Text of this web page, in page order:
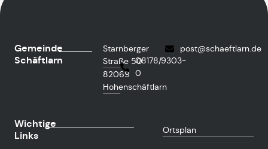
Gemeinde
Schäftlarn
Starnberger
Straße 50
82069
Hohenschäftlarn
08178/9303-
0
post@schaeftlarn.de
Wichtige
Links
Ortsplan